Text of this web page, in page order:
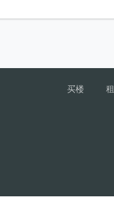
买楼